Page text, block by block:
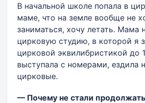
В начальной школе попала в
маме, что на земле вообще не
заниматься, хочу летать. Мама
цирковую студию, в которой я
цирковой эквилибристикой до
выступала с номерами, ездила
цирковые.
— Почему не стали